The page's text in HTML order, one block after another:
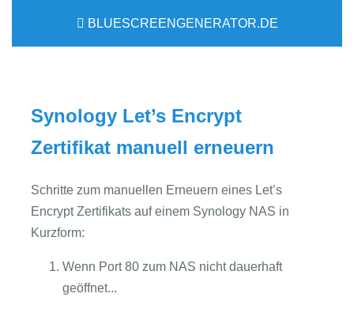
BLUESCREENGENERATOR.DE
Synology Let’s Encrypt
Zertifikat manuell erneuern
Schritte zum manuellen Erneuern eines Let’s
Encrypt Zertifikats auf einem Synology NAS in
Kurzform:
Wenn Port 80 zum NAS nicht dauerhaft
geöffnet...